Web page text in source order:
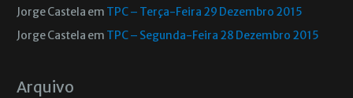
Jorge Castela em TPC – Terça-Feira 29 Dezembro 2015
Jorge Castela em TPC – Segunda-Feira 28 Dezembro 2015
Arquivo